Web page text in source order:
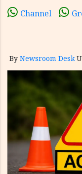
Channel
By Newsroom Desk